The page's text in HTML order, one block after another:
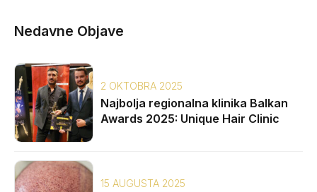
Nedavne Objave
2 OKTOBRA 2025
Najbolja regionalna klinika Balkan
Awards 2025: Unique Hair Clinic
15 AUGUSTA 2025